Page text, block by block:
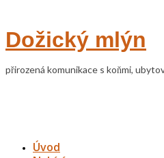
Dožický mlýn
přirozená komunikace s koňmi,
Úvod